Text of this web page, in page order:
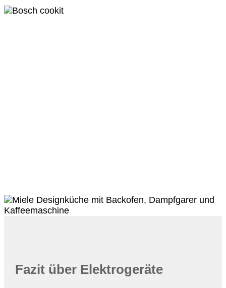
Fazit über Elektrogeräte